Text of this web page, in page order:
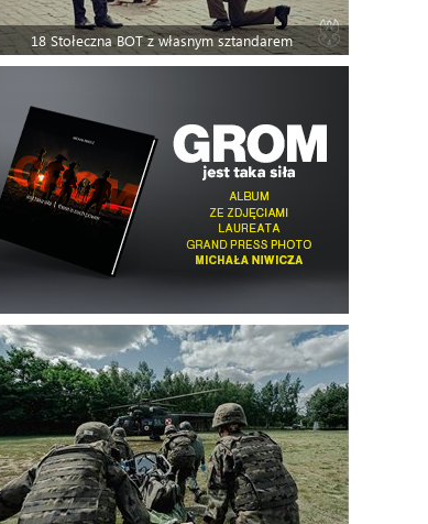
18 Stołeczna BOT z własnym sztandarem